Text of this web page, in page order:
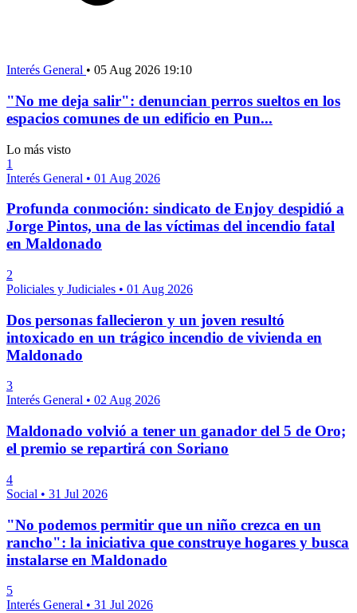
Interés General • 05 Aug 2026 19:10
"No me deja salir": denuncian perros sueltos en los
espacios comunes de un edificio en Pun...
Lo más visto
1
Interés General • 01 Aug 2026
Profunda conmoción: sindicato de Enjoy despidió a
Jorge Pintos, una de las víctimas del incendio fatal
en Maldonado
2
Policiales y Judiciales • 01 Aug 2026
Dos personas fallecieron y un joven resultó
intoxicado en un trágico incendio de vivienda en
Maldonado
3
Interés General • 02 Aug 2026
Maldonado volvió a tener un ganador del 5 de Oro;
el premio se repartirá con Soriano
4
Social • 31 Jul 2026
"No podemos permitir que un niño crezca en un
rancho": la iniciativa que construye hogares y busca
instalarse en Maldonado
5
Interés General • 31 Jul 2026